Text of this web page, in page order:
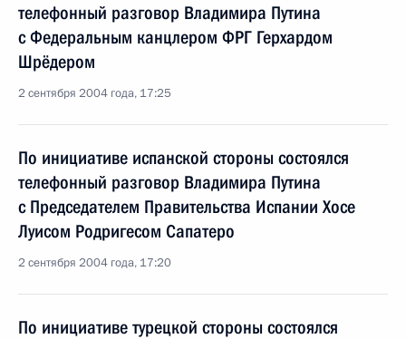
телефонный разговор Владимира Путина
с Федеральным канцлером ФРГ Герхардом
Шрёдером
2 сентября 2004 года, 17:25
По инициативе испанской стороны состоялся
телефонный разговор Владимира Путина
с Председателем Правительства Испании Хосе
Луисом Родригесом Сапатеро
2 сентября 2004 года, 17:20
По инициативе турецкой стороны состоялся